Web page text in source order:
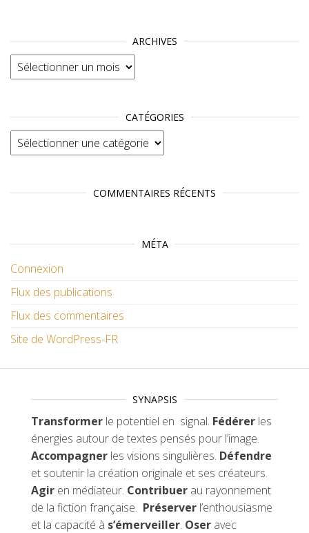
ARCHIVES
Archives
CATÉGORIES
Catégories
COMMENTAIRES RÉCENTS
MÉTA
Connexion
Flux des publications
Flux des commentaires
Site de WordPress-FR
SYNAPSIS
Transformer le potentiel en signal. Fédérer les
énergies autour de textes pensés pour l’image.
Accompagner les visions singulières. Défendre
et soutenir la création originale et ses créateurs.
Agir en médiateur. Contribuer au rayonnement
de la fiction française. Préserver l’enthousiasme
et la capacité à s’émerveiller. Oser avec